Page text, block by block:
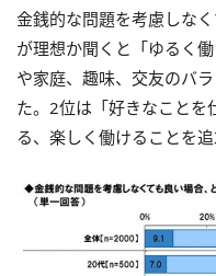
金銭的な問題を考慮しな
が理想か聞くと「ゆるく
や家庭、趣味、交友のバ
た。2位は「好きなことを
る、楽しく働けることを